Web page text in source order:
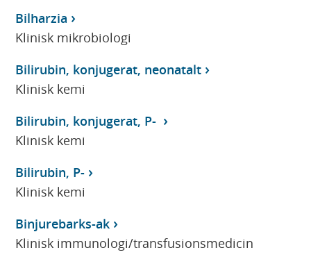
Bilharzia
Klinisk mikrobiologi
Bilirubin, konjugerat, neonatalt
Klinisk kemi
Bilirubin, konjugerat, P-
Klinisk kemi
Bilirubin, P-
Klinisk kemi
Binjurebarks-ak
Klinisk immunologi/transfusionsmedicin